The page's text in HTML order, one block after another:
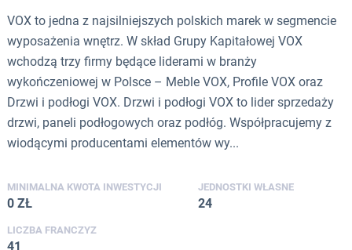
VOX to jedna z najsilniejszych polskich marek w segmencie
wyposażenia wnętrz. W skład Grupy Kapitałowej VOX
wchodzą trzy firmy będące liderami w branży
wykończeniowej w Polsce – Meble VOX, Profile VOX oraz
Drzwi i podłogi VOX. Drzwi i podłogi VOX to lider sprzedaży
drzwi, paneli podłogowych oraz podłóg. Współpracujemy z
wiodącymi producentami elementów wy...
MINIMALNA KWOTA INWESTYCJI
0 ZŁ
JEDNOSTKI WŁASNE
24
LICZBA FRANCZYZ
41